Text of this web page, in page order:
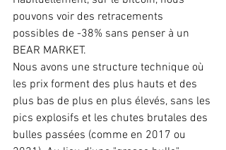
pouvons voir des retracements
possibles de -38% sans penser à un
BEAR MARKET.
Nous avons une structure technique où
les prix forment des plus hauts et des
plus bas de plus en plus élevés, sans les
pics explosifs et les chutes brutales des
bulles passées (comme en 2017 ou